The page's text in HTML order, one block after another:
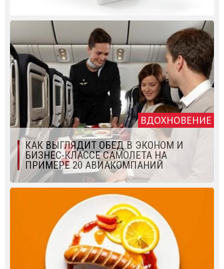
ВДОХНОВЕНИЕ
КАК ВЫГЛЯДИТ ОБЕД В ЭКОНОМ И
БИЗНЕС-КЛАССЕ САМОЛЕТА НА
ПРИМЕРЕ 20 АВИАКОМПАНИЙ